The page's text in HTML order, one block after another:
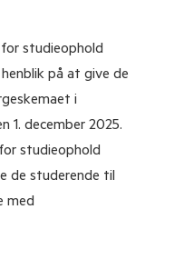
studieophold
på at give de
i
1. december 2025.
studieophold
de studerende til
med